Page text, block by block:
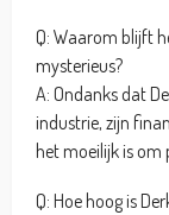
Q: Waarom blijft
mysterieus?
A: Ondanks dat
industrie, zijn
het moeilijk is om
Q: Hoe hoog is